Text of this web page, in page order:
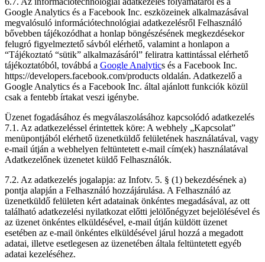
Google Analytics és a Facebook Inc. eszközeinek alkalmazásával
megvalósuló információtechnológiai adatkezelésről Felhasználó
bővebben tájékozódhat a honlap böngészésének megkezdésekor
felugró figyelmeztető sávból elérhető, valamint a honlapon a
“Tájékoztató “sütik” alkalmazásáról” feliratra kattintással elérhető
tájékoztatóból, továbbá a Google Analytics és a Facebook Inc.
https://developers.facebook.com/products oldalán. Adatkezelő a
Google Analytics és a Facebook Inc. által ajánlott funkciók közül
csak a fentebb írtakat veszi igénybe.
Üzenet fogadásához és megválaszolásához kapcsolódó adatkezelés
7.1. Az adatkezeléssel érintettek köre: A webhely „Kapcsolat”
menüpontjából elérhető üzenetküldő felületének használatával, vagy
e-mail útján a webhelyen feltüntetett e-mail cím(ek) használatával
Adatkezelőnek üzenetet küldő Felhasználók.
7.2. Az adatkezelés jogalapja: az Infotv. 5. § (1) bekezdésének a)
pontja alapján a Felhasználó hozzájárulása. A Felhasználó az
üzenetküldő felületen kért adatainak önkéntes megadásával, az ott
található adatkezelési nyilatkozat előtti jelölőnégyzet bejelölésével és
az üzenet önkéntes elküldésével, e-mail útján küldött üzenet
esetében az e-mail önkéntes elküldésével járul hozzá a megadott
adatai, illetve esetlegesen az üzenetében általa feltüntetett egyéb
adatai kezeléséhez.